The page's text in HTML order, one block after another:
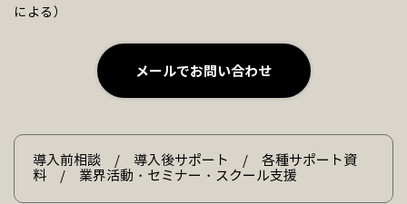
による）
メールでお問い合わせ
導入前相談 / 導入後サポート / 各種サポート資
料 / 業界活動・セミナー・スクール支援